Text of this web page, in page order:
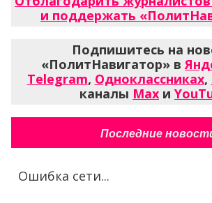
и поддержать
Подпишитесь на
«ПолитНавигатор» в
Telegram, Одноклассниках,
каналы Max и
Последние
Ошибка сети...